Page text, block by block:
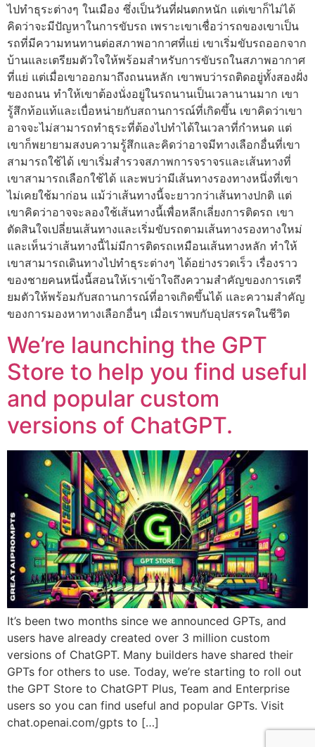
ไปทำธุระต่างๆ ในเมือง ซึ่งเป็นวันที่ฝนตกหนัก แต่เขาก็ไม่ได้
คิดว่าจะมีปัญหาในการขับรถ เพราะเขาเชื่อว่ารถของเขาเป็น
รถที่มีความทนทานต่อสภาพอากาศที่แย่ เขาเริ่มขับรถออกจาก
บ้านและเตรียมตัวใจให้พร้อมสำหรับการขับรถในสภาพอากาศ
ที่แย่ แต่เมื่อเขาออกมาถึงถนนหลัก เขาพบว่ารถติดอยู่ทั้งสองฝั่ง
ของถนน ทำให้เขาต้องนั่งอยู่ในรถนานเป็นเวลานานมาก เขา
รู้สึกท้อแท้และเบื่อหน่ายกับสถานการณ์ที่เกิดขึ้น เขาคิดว่าเขา
อาจจะไม่สามารถทำธุระที่ต้องไปทำได้ในเวลาที่กำหนด แต่
เขาก็พยายามสงบความรู้สึกและคิดว่าอาจมีทางเลือกอื่นที่เขา
สามารถใช้ได้ เขาเริ่มสำรวจสภาพการจราจรและเส้นทางที่
เขาสามารถเลือกใช้ได้ และพบว่ามีเส้นทางรองทางหนึ่งที่เขา
ไม่เคยใช้มาก่อน แม้ว่าเส้นทางนี้จะยาวกว่าเส้นทางปกติ แต่
เขาคิดว่าอาจจะลองใช้เส้นทางนี้เพื่อหลีกเลี่ยงการติดรถ เขา
ตัดสินใจเปลี่ยนเส้นทางและเริ่มขับรถตามเส้นทางรองทางใหม่
และเห็นว่าเส้นทางนี้ไม่มีการติดรถเหมือนเส้นทางหลัก ทำให้
เขาสามารถเดินทางไปทำธุระต่างๆ ได้อย่างรวดเร็ว เรื่องราว
ของชายคนหนึ่งนี้สอนให้เราเข้าใจถึงความสำคัญของการเตรี
ยมตัวให้พร้อมกับสถานการณ์ที่อาจเกิดขึ้นได้ และความสำคัญ
ของการมองหาทางเลือกอื่นๆ เมื่อเราพบกับอุปสรรคในชีวิต
We’re launching the GPT
Store to help you find useful
and popular custom
versions of ChatGPT.
It’s been two months since we announced GPTs, and
users have already created over 3 million custom
versions of ChatGPT. Many builders have shared their
GPTs for others to use. Today, we’re starting to roll out
the GPT Store to ChatGPT Plus, Team and Enterprise
users so you can find useful and popular GPTs. Visit
chat.openai.com/gpts to […]